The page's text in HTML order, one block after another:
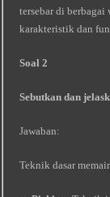
tersebar di
karakteristik dan
Soal 2
Sebutkan dan
Jawaban:
Teknik dasar